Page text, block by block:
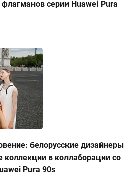
серии Huawei Pura
белорусские дизайнеры
в коллаборации со
Pura 90s